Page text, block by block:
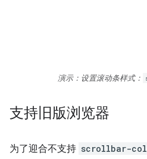
演示：设置滚动条样式：
支持旧版浏览器
为了迎合不支持 scrollbar-